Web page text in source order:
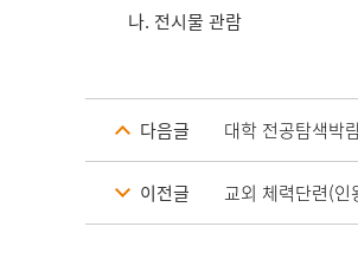
나. 전시물 관람
다음글 대학 전공탐색박
이전글 교외 체력단련(인